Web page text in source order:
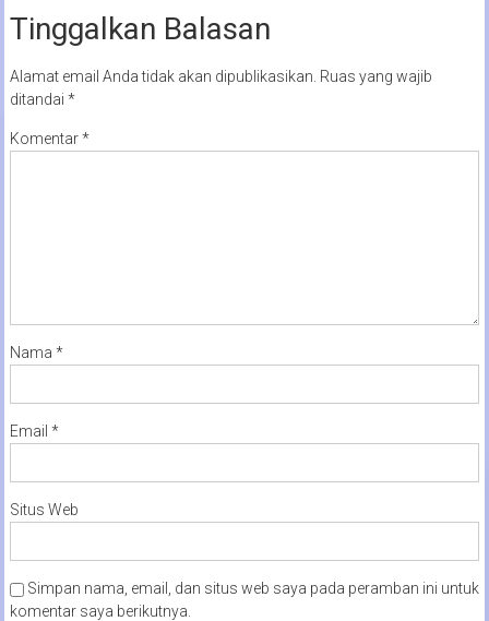
Tinggalkan Balasan
Alamat email Anda tidak akan dipublikasikan. Ruas yang wajib
ditandai *
Komentar*
Nama *
Email *
Situs Web
Simpan nama, email, dan situs web saya pada peramban ini untuk
komentar saya berikutnya.